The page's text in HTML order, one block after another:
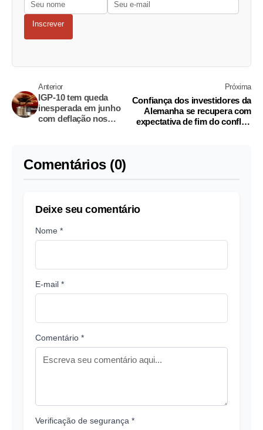
Inscrever
Anterior
IGP-10 tem queda
inesperada em junho
com deflação nos
Próxima
Confiança dos investidores da
Alemanha se recupera com
expectativa de fim do conflito
Comentários (0)
Deixe seu comentário
Nome *
E-mail *
Comentário *
Verificação de segurança *